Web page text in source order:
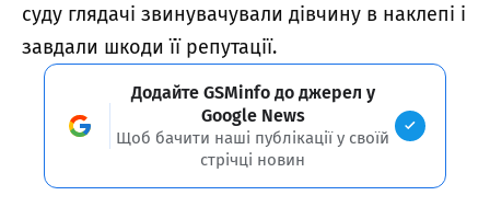
суду глядачі звинувачували дівчину в наклепі і
завдали шкоди її репутації.
Додайте GSMinfo до джерел у
Google News
Щоб бачити наші публікації у своїй
стрічці новин